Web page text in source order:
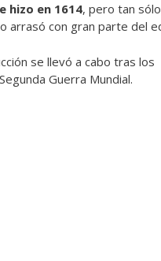
hizo en 1614, pero tan
arrasó con gran parte del
se llevó a cabo tras los
Guerra Mundial.